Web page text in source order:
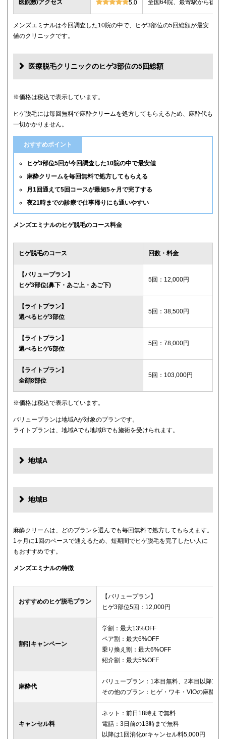
医院数/アクセス 5.0 全国64院、最寄駅から徒歩
メンズエミナルは今回調査した10院の中で、ヒゲ3部位の5回総額が最安
値のクリニックです。
医療脱毛クリニックのヒゲ3部位の5回総額
クリニック
メンズエミナル 12,000円
14,000円
湘南美容クリニック 16,800円(6回)
レジーナクリニックオム 39,800円
ゴリラクリニック 39,800円(平日6回)
メンズルシアクリニック
ウィルビークリニックブラック 49,500円
渋谷美容外科クリニック 52,800円
メディカルエピレーションクリニック
ダビデクリニック プランなし
※価格は税込で表示しています。
ヒゲ脱毛には毎回無料で麻酔クリームを処方してもらえるため、麻酔代も
一切かかりません。
おすすめポイント
ヒゲ3部位5回が今回調査した10院の中で最安値
麻酔クリームを毎回無料で処方してもらえる
月1回通えて5回コースが最短5ヶ月で完了する
夜21時までの診療で仕事帰りにも通いやすい
メンズエミナルのヒゲ脱毛のコース料金
ヒゲ脱毛のコース 回数・料金
【バリュープラン】
ヒゲ3部位(鼻下・あご上・あご下)
5回：12,000円
【ライトプラン】
選べるヒゲ3部位
5回：38,500円
【ライトプラン】
選べるヒゲ6部位
5回：78,000円
【ライトプラン】
全顔8部位
5回：103,000円
※価格は税込で表示しています。
バリュープランは地域Aが対象のプランです。
ライトプランは、地域Aでも地域Bでも施術を受けられます。
地域A
地域B
麻酔クリームは、どのプランを選んでも毎回無料で処方してもらえます。
1ヶ月に1回のペースで通えるため、短期間でヒゲ脱毛を完了したい人に
もおすすめです。
メンズエミナルの特徴
おすすめのヒゲ脱毛プラン
【バリュープラン】
ヒゲ3部位5回：12,000円
割引キャンペーン
学割：最大13%OFF
ペア割：最大6%OFF
乗り換え割：最大6%OFF
紹介割：最大5%OFF
麻酔代
バリュープラン：1本目無料、2本目以降1本
その他のプラン：ヒゲ・ワキ・VIOの麻酔が
キャンセル料
ネット：前日18時まで無料
電話：3日前の13時まで無料
以降は1回消化orキャンセル料5,000円